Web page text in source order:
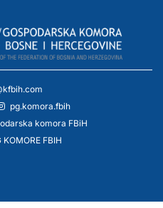
pg.komora.fbih
komora FBiH
KOMORE FBIH